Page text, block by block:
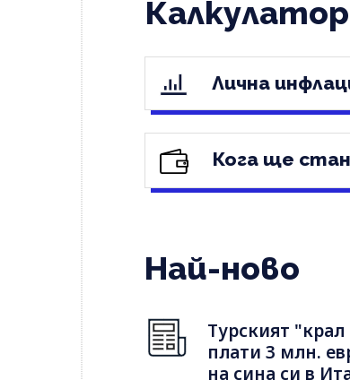
Лична
Кога ще
Най-ново
Турският
плати 3 млн.
на сина си в